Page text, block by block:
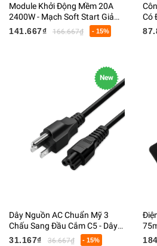
Module Khởi Động Mềm 20A
2400W - Mạch Soft Start Giảm
Dòng Khởi Động Cho Máy Cắt,
141.667₫ 166.667₫ - 15%
Có
New
Dây Nguồn AC Chuẩn Mỹ 3
Chấu Sang Đầu Cắm C5 - Dây
Nguồn Laptop, Adapter, Máy
31.167₫ 36.667₫ - 15%